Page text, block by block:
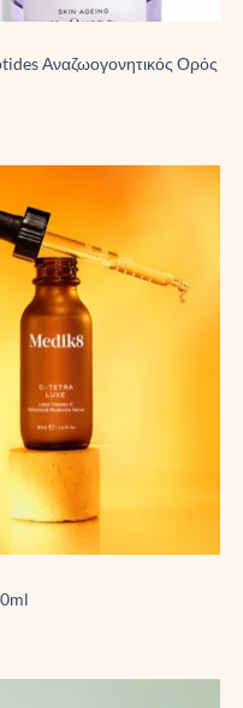
Αναζωογονητικός Ορός